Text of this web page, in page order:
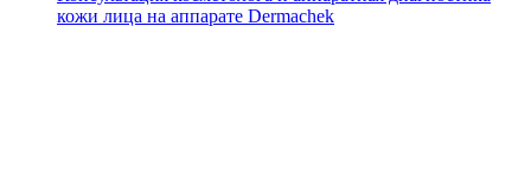
кожи лица на аппарате Dermachek